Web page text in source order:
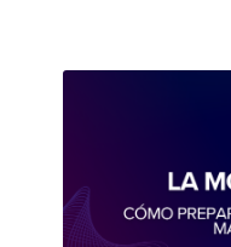
evento nos